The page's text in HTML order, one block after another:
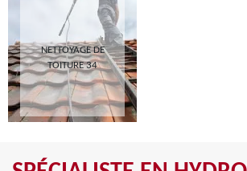
NETTOYAGE DE
TOITURE 34